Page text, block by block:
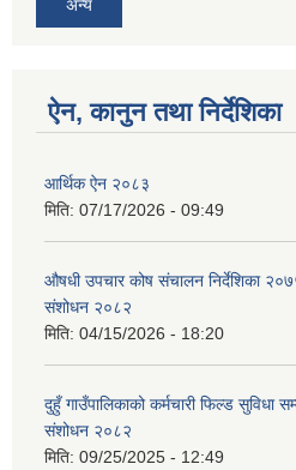
अन्य
ऐन, कानुन तथा निर्देशिका
आर्थिक ऐन २०८३
मिति: 07/17/2026 - 09:49
औषधी उपचार कोष संचालन निर्देशिका
संशोधन २०८२
मिति: 04/15/2026 - 18:20
दुहुँ गाउँपालिकाको कर्मचारी फिल्ड सुविधा
संशोधन २०८२
मिति: 09/25/2025 - 12:49